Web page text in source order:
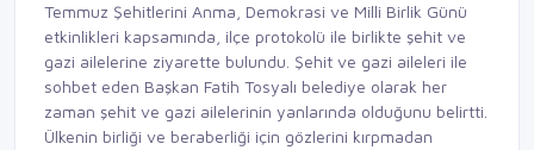
Temmuz Şehitlerini Anma, Demokrasi ve Milli Birlik Günü
etkinlikleri kapsamında, ilçe protokolü ile birlikte şehit ve
gazi ailelerine ziyarette bulundu. Şehit ve gazi aileleri ile
sohbet eden Başkan Fatih Tosyalı belediye olarak her
zaman şehit ve gazi ailelerinin yanlarında olduğunu belirtti.
Ülkenin birliği ve beraberliği için gözlerini kırpmadan